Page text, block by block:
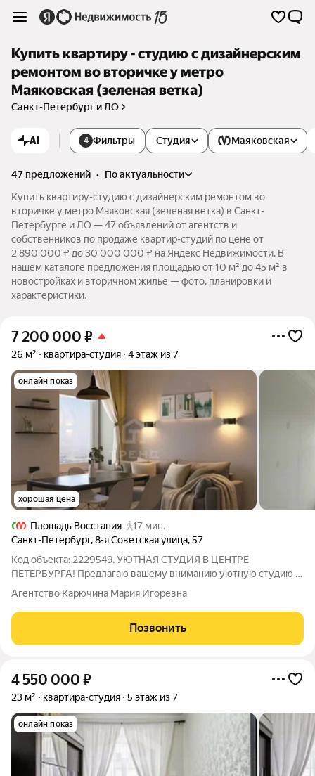
Купить квартиру - студию с дизайнерским
ремонтом во вторичке у метро
Маяковская (зеленая ветка)
Санкт-Петербург и ЛО
AI 4 Фильтры Студия Маяковская
47 предложений •
по актуальности
Купить квартиру-студию с дизайнерским ремонтом во
вторичке у метро Маяковская (зеленая ветка) в Санкт-
Петербурге и ЛО — 47 объявлений от агентств и
собственников по продаже квартир-студий по цене от
2 890 000 ₽ до 30 000 000 ₽ на Яндекс Недвижимости. В
нашем каталоге предложения площадью от 10 м² до 45 м² в
новостройках и вторичном жилье — фото, планировки и
характеристики.
7 200 000 ₽
26 м² квартира-студия 4 этаж из 7
онлайн показ
хорошая цена
Площадь Восстания
17 мин.
Санкт-Петербург,8-я Советская улица,57
Код объекта: 2229549. УЮТНАЯ СТУДИЯ В ЦЕНТРЕ
ПЕТЕРБУРГА! Предлагаю вашему вниманию уютную студию в
сердце Петербурга! Для тех кто хочет готовый бизнес под
сдачу посуточную или на долгий срок! А может вы мечтает о
своем уютном гнездышке в центре
Агентство Карючина Мария Игоревна
Позвонить
4 550 000 ₽
23 м² квартира-студия 5 этаж из 7
онлайн показ